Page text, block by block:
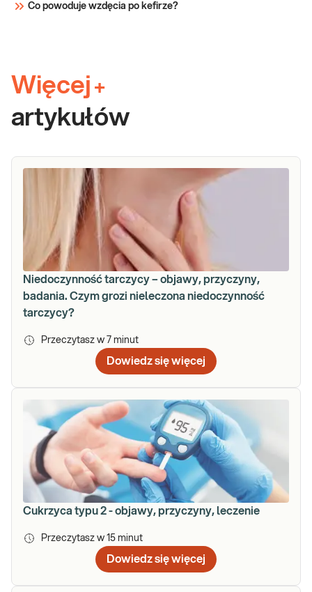
Co powoduje wzdęcia po kefirze?
Więcej +
artykułów
Niedoczynność tarczycy – objawy, przyczyny,
badania. Czym grozi nieleczona niedoczynność
tarczycy?
Przeczytasz w 7 minut
Dowiedz się więcej
Cukrzyca typu 2 - objawy, przyczyny, leczenie
Przeczytasz w 15 minut
Dowiedz się więcej